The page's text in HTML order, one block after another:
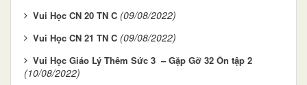
Vui Học CN 20 TN C (09/08/2022)
Vui Học CN 21 TN C (09/08/2022)
Vui Học Giáo Lý Thêm Sức 3 – Gặp Gỡ 32 Ôn tập 2
(10/08/2022)